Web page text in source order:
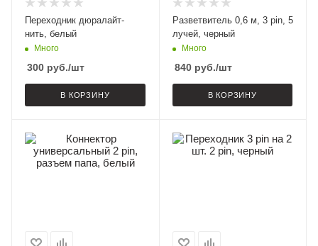
Переходник дюралайт-
нить, белый
Много
300 руб./шт
В КОРЗИНУ
Разветвитель 0,6 м, 3 pin, 5
лучей, черный
Много
840руб./шт
В КОРЗИНУ